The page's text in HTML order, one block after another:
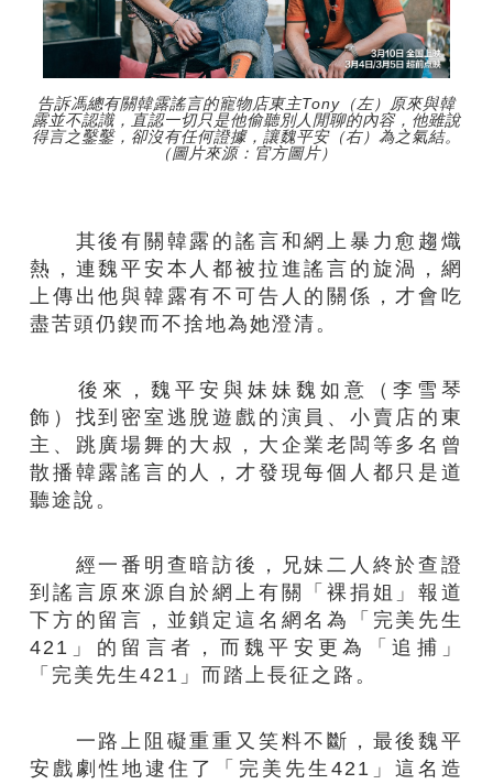
告訴馮總有關韓露謠言的寵物店東主Tony（左）原來與韓
露並不認識，直認一切只是他偷聽別人閒聊的內容，他雖說
得言之鑿鑿，卻沒有任何證據，讓魏平安（右）為之氣結。
（圖片來源：官方圖片）
其後有關韓露的謠言和網上暴力愈趨熾
熱，連魏平安本人都被拉進謠言的旋渦，網
上傳出他與韓露有不可告人的關係，才會吃
盡苦頭仍鍥而不捨地為她澄清。
後來，魏平安與妹妹魏如意（李雪琴
飾）找到密室逃脫遊戲的演員、小賣店的東
主、跳廣場舞的大叔，大企業老闆等多名曾
散播韓露謠言的人，才發現每個人都只是道
聽途說。
經一番明查暗訪後，兄妹二人終於查證
到謠言原來源自於網上有關「裸捐姐」報道
下方的留言，並鎖定這名網名為「完美先生
421」的留言者，而魏平安更為「追捕」
「完美先生421」而踏上長征之路。
一路上阻礙重重又笑料不斷，最後魏平
安戲劇性地逮住了「完美先生421」這名造